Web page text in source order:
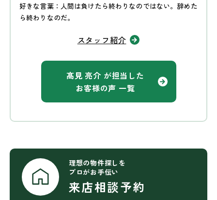
好きな言葉：人間は負けたら終わりなのではない。辞めた
ら終わりなのだ。
スタッフ紹介
髙見 亮介 が担当した
お客様の声 一覧
理想の物件探しを
プロがお手伝い
来店相談予約